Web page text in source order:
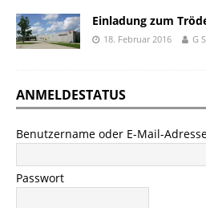
Einladung zum
18. Februar 2016 G
ANMELDESTATUS
Benutzername oder E-Mail-
Passwort